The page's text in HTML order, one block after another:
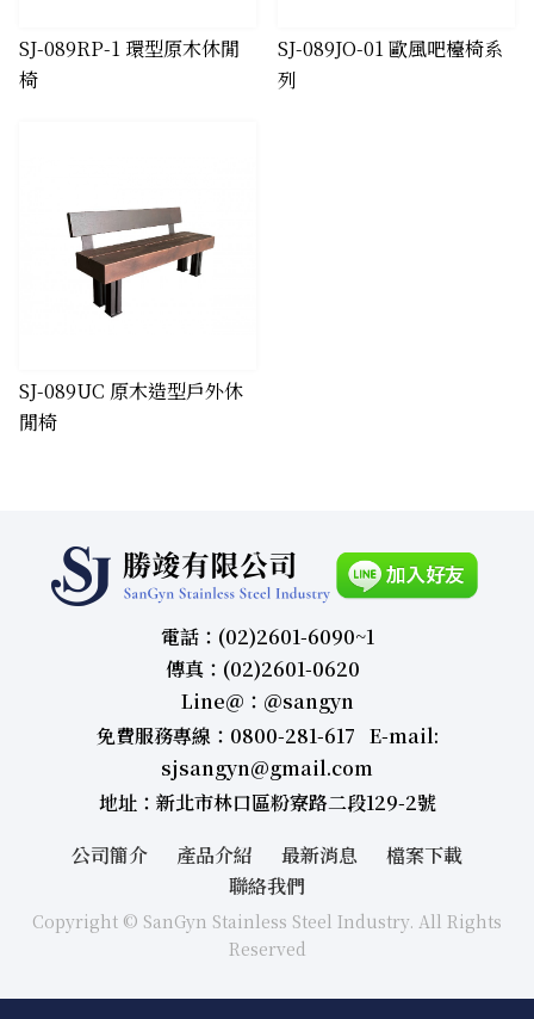
SJ-089RP-1 環型原木休閒
椅
SJ-089JO-01 歐風吧檯椅系
列
SJ-089UC 原木造型戶外休
閒椅
電話：(02)2601-6090~1
傳真：(02)2601-0620
Line＠：＠sangyn
免費服務專線：0800-281-617 E-mail:
sjsangyn@gmail.com
地址：新北市林口區粉寮路二段129-2號
公司簡介
產品介紹 最新消息
檔案下載
聯絡我們
Copyright © SanGyn Stainless Steel Industry. All Rights
Reserved